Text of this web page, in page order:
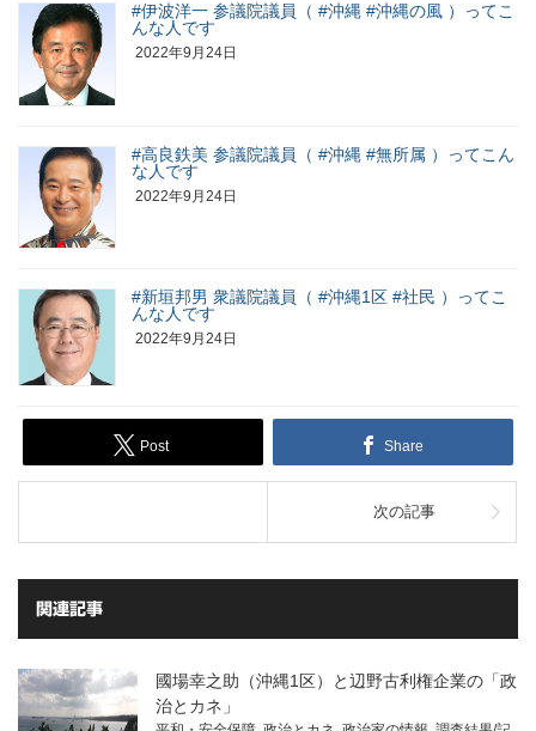
#伊波洋一 参議院議員（ #沖縄 #沖縄の風 ）ってこ
んな人です
2022年9月24日
#高良鉄美 参議院議員（ #沖縄 #無所属 ）ってこん
な人です
2022年9月24日
#新垣邦男 衆議院議員（ #沖縄1区 #社民 ）ってこ
んな人です
2022年9月24日
Post Share
次の記事
関連記事
國場幸之助（沖縄1区）と辺野古利権企業の「政
治とカネ」